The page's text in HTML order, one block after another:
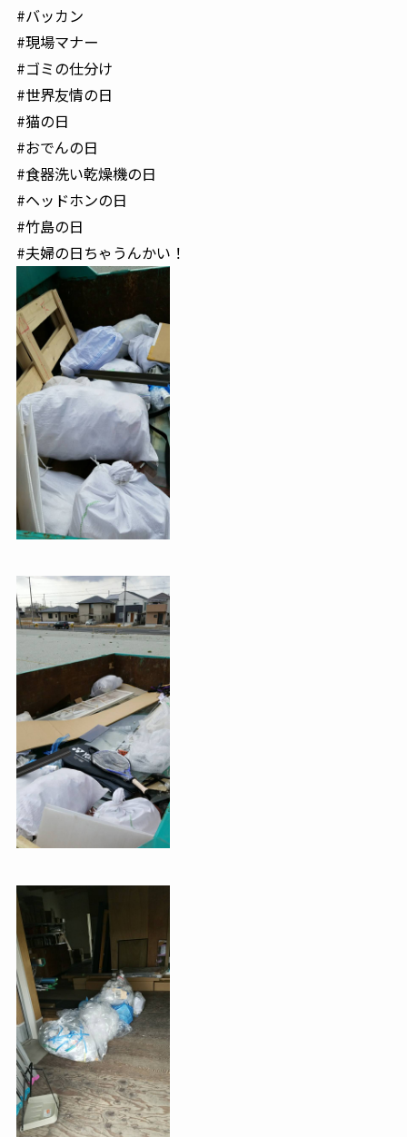
#バッカン
#現場マナー
#ゴミの仕分け
#世界友情の日
#猫の日
#おでんの日
#食器洗い乾燥機の日
#ヘッドホンの日
#竹島の日
#夫婦の日ちゃうんかい！